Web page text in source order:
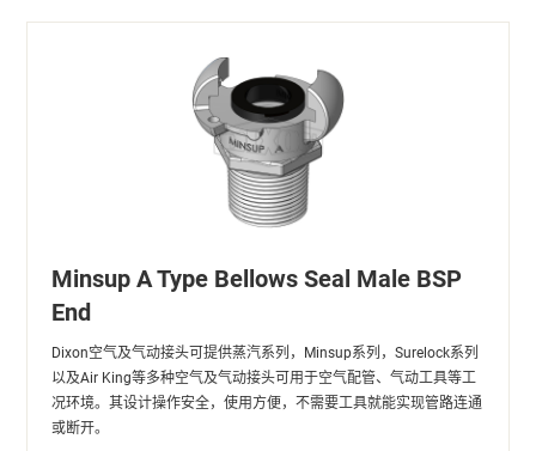
Minsup A Type Bellows Seal Male BSP
End
Dixon空气及气动接头可提供蒸汽系列，Minsup系列，Surelock系列
以及Air King等多种空气及气动接头可用于空气配管、气动工具等工
况环境。其设计操作安全，使用方便，不需要工具就能实现管路连通
或断开。